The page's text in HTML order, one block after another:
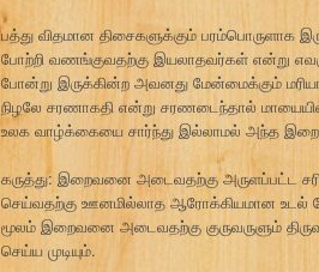
பத்து விதமான திசைகளுக்கும் பரம்பொருளாக
போற்றி வணங்குவதற்கு இயலாதவர்கள் என்று
போன்று இருக்கின்ற அவனது மேன்மைக்கும்
நிழலே சரணாகதி என்று சரணடைந்தால்
உலக வாழ்க்கையை சார்ந்து இல்லாமல் அந்த இறை
கருத்து: இறைவனை அடைவதற்கு அருளப்பட்ட
செய்வதற்கு ஊனமில்லாத ஆரோக்கியமான உடல்
மூலம் இறைவனை அடைவதற்கு குருவருளும்
செய்ய முடியும்.